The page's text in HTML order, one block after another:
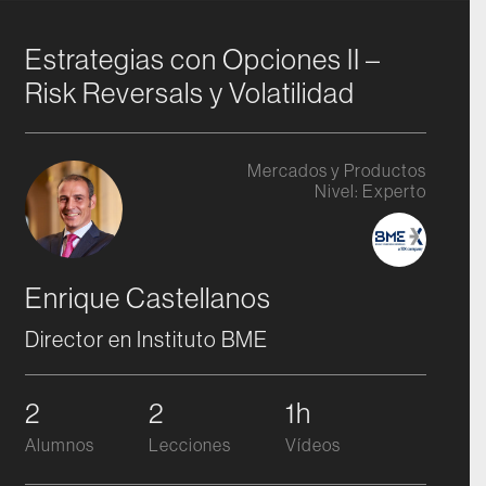
Estrategias con Opciones II –
Risk Reversals y Volatilidad
Mercados y Productos
Nivel: Experto
Enrique Castellanos
Director en Instituto BME
2
Alumnos
2
Lecciones
1h
Vídeos